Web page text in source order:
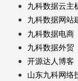
九科数据云主
九科数据网站
九科数据电商
九科数据外贸
开源达人博客
山东九科网络